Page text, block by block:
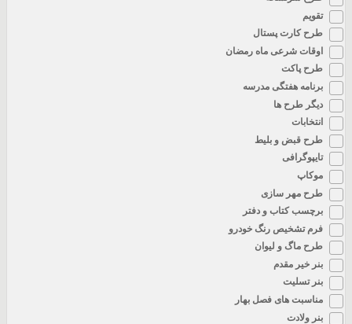
تقویم
طرح کارت پستال
اوقات شرعی ماه رمضان
طرح پاکت
برنامه هفتگی مدرسه
دیگر طرح ها
انتخابات
طرح قبض و بلیط
تایپوگرافی
طرح مهر سازی
برچسب کتاب و دفتر
فرم تشخیص رنگ خودرو
طرح ماگ و لیوان
بنر خیر مقدم
بنر تسلیت
مناسبت های فصل بهار
بنر ولادت